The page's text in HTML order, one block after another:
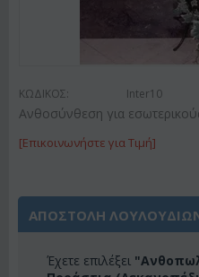
ΚΩΔΙΚΟΣ: Inter10
Ανθοσύνθεση για
[Επικοινωνήστε για Τιμή]
ΑΠΟΣΤΟΛΗ
Έχετε επιλέξει